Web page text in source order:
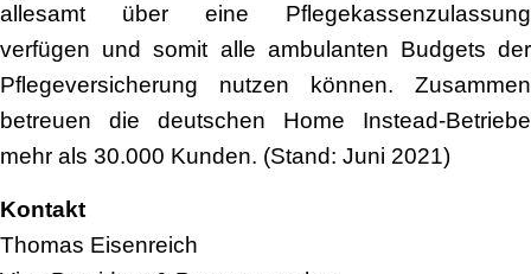
allesamt über eine Pflegekassenzulassung
verfügen und somit alle ambulanten Budgets der
Pflegeversicherung nutzen können. Zusammen
betreuen die deutschen Home Instead-Betriebe
mehr als 30.000 Kunden. (Stand: Juni 2021)
Kontakt
Thomas Eisenreich